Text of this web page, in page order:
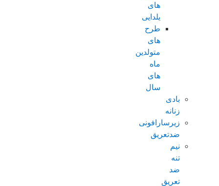
های
یلدایی
طرح
های
متولدین
ماه
های
سال
بادی
زنانه
زیرسارافونی
ضدتعریق
نیم
تنه
ضد
تعریق